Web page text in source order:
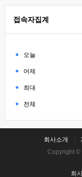
접속자집계
오늘
어제
최대
전체
회사소개
Copyright ©
회